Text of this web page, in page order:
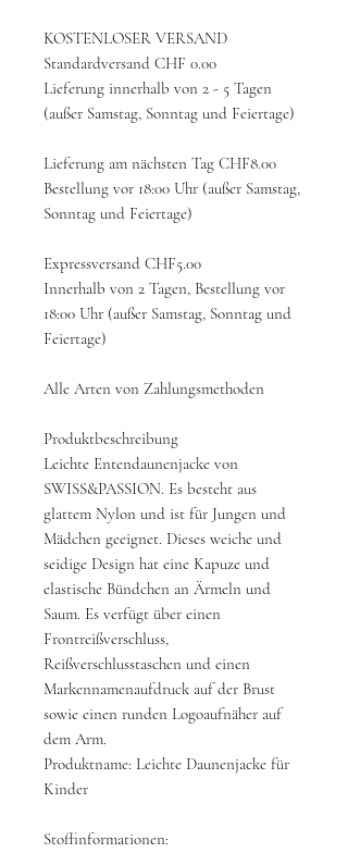
KOSTENLOSER VERSAND
Standardversand CHF 0.00
Lieferung innerhalb von 2 - 5 Tagen
(außer Samstag, Sonntag und Feiertage)
Lieferung am nächsten Tag CHF8.00
Bestellung vor 18:00 Uhr (außer Samstag,
Sonntag und Feiertage)
Expressversand CHF5.00
Innerhalb von 2 Tagen, Bestellung vor
18:00 Uhr (außer Samstag, Sonntag und
Feiertage)
Alle Arten von Zahlungsmethoden
Produktbeschreibung
Leichte Entendaunenjacke von
SWISS&PASSION. Es besteht aus
glattem Nylon und ist für Jungen und
Mädchen geeignet. Dieses weiche und
seidige Design hat eine Kapuze und
elastische Bündchen an Ärmeln und
Saum. Es verfügt über einen
Frontreißverschluss,
Reißverschlusstaschen und einen
Markennamenaufdruck auf der Brust
sowie einen runden Logoaufnäher auf
dem Arm.
Produktname: Leichte Daunenjacke für
Kinder
Stoffinformationen: